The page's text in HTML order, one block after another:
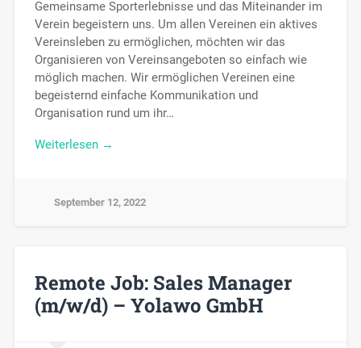
Gemeinsame Sporterlebnisse und das Miteinander im
Verein begeistern uns. Um allen Vereinen ein aktives
Vereinsleben zu ermöglichen, möchten wir das
Organisieren von Vereinsangeboten so einfach wie
möglich machen. Wir ermöglichen Vereinen eine
begeisternd einfache Kommunikation und
Organisation rund um ihr…
Weiterlesen →
September 12, 2022
Remote Job: Sales Manager
(m/w/d) – Yolawo GmbH